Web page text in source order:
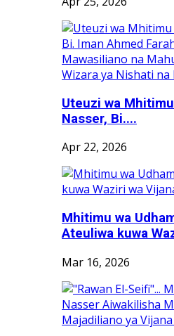
Uteuzi wa
Nasser, Bi....
Apr 22, 2026
Mhitimu wa
Ateuliwa kuwa
Mar 16, 2026